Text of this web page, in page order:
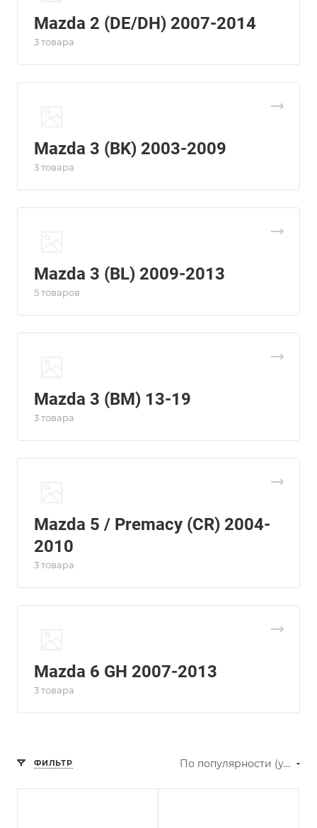
Mazda 2 (DE/DH) 2007-2014
3 товара
Mazda 3 (BK) 2003-2009
3 товара
Mazda 3 (BL) 2009-2013
5 товаров
Mazda 3 (BM) 13-19
3 товара
Mazda 5 / Premacy (CR) 2004-
2010
3 товара
Mazda 6 GH 2007-2013
3 товара
ФИЛЬТР По популярности (убывание)